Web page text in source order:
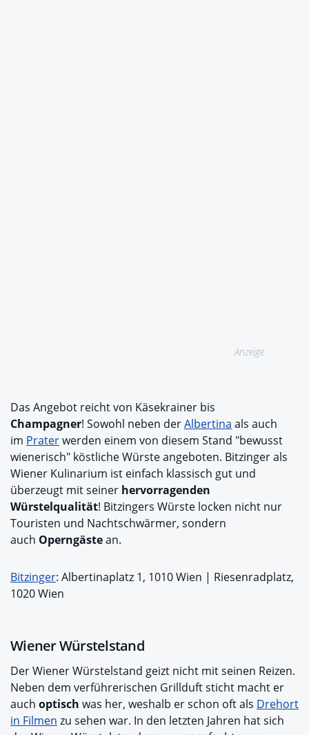
Anzeige
Das Angebot reicht von Käsekrainer bis
Champagner! Sowohl neben derAlbertina als auch
im Praterwerden einem von diesem Stand "bewusst
wienerisch" köstliche Würste angeboten. Bitzinger als
Wiener Kulinarium ist einfach klassisch gut und
überzeugt mit seiner hervorragenden
Würstelqualität! Bitzingers Würste locken nicht nur
Touristen und Nachtschwärmer, sondern
auch Operngästean.
Bitzinger: Albertinaplatz 1, 1010 Wien | Riesenradplatz,
1020 Wien
Wiener Würstelstand
Der Wiener Würstelstand geizt nicht mit seinen Reizen.
Neben dem verführerischen Grillduft sticht macht er
auch optisch was her, weshalb er schon oft als Drehort
in Filmen zu sehen war. In den letzten Jahren hat sich